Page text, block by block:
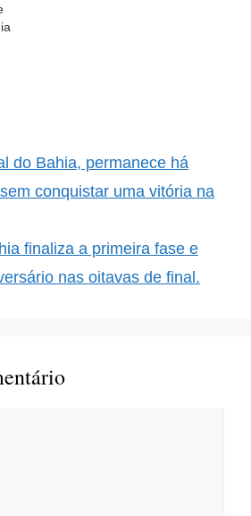
do Bahia, permanece há
conquistar uma vitória na
finaliza a primeira fase e
nas oitavas de final.